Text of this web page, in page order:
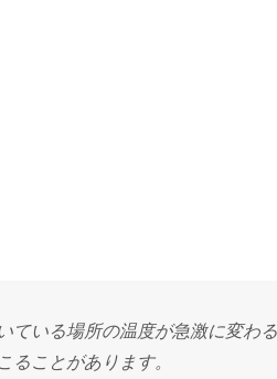
ている場所の温度が急激に変わ
ることがあります。